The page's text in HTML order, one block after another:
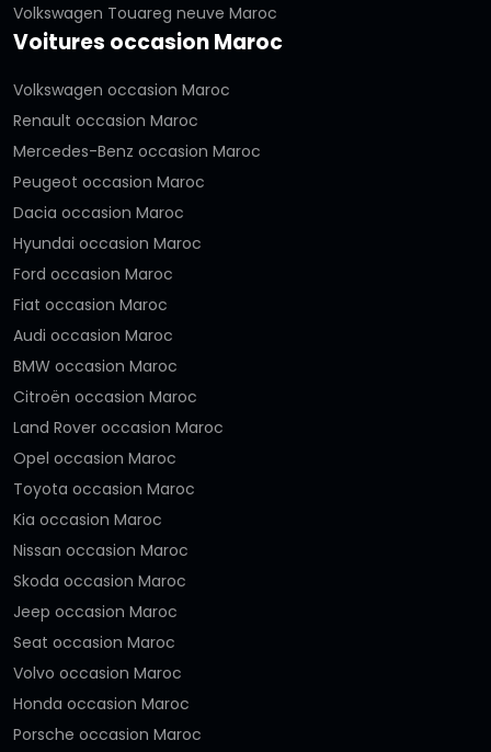
Volkswagen Touareg neuve Maroc
Voitures occasion Maroc
Volkswagen occasion Maroc
Renault occasion Maroc
Mercedes-Benz occasion Maroc
Peugeot occasion Maroc
Dacia occasion Maroc
Hyundai occasion Maroc
Ford occasion Maroc
Fiat occasion Maroc
Audi occasion Maroc
BMW occasion Maroc
Citroën occasion Maroc
Land Rover occasion Maroc
Opel occasion Maroc
Toyota occasion Maroc
Kia occasion Maroc
Nissan occasion Maroc
Skoda occasion Maroc
Jeep occasion Maroc
Seat occasion Maroc
Volvo occasion Maroc
Honda occasion Maroc
Porsche occasion Maroc